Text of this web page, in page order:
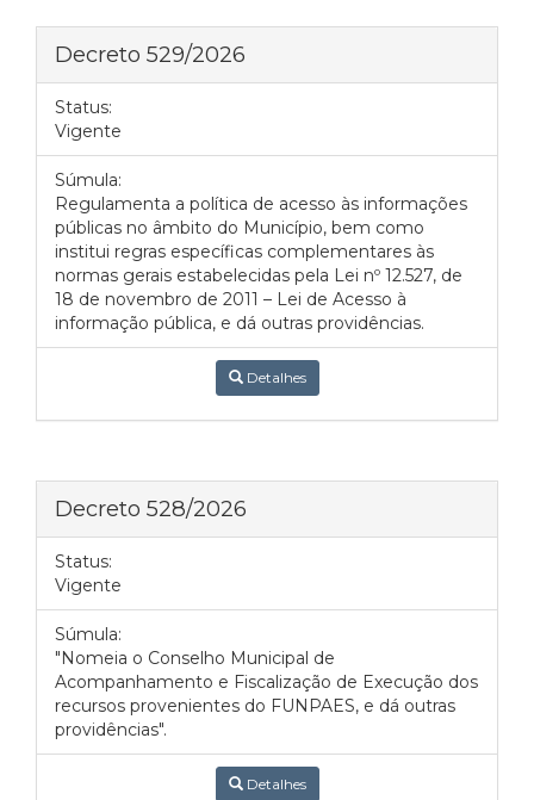
Decreto 529/2026
Status:
Vigente
Súmula:
Regulamenta a política de acesso às informações
públicas no âmbito do Município, bem como
institui regras específicas complementares às
normas gerais estabelecidas pela Lei nº 12.527, de
18 de novembro de 2011 – Lei de Acesso à
informação pública, e dá outras providências.
Detalhes
Decreto 528/2026
Status:
Vigente
Súmula:
"Nomeia o Conselho Municipal de
Acompanhamento e Fiscalização de Execução dos
recursos provenientes do FUNPAES, e dá outras
providências".
Detalhes